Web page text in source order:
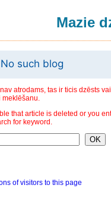
Mazie
No such blog
atrodams, tas ir ticis dzēsts
meklēšanu.
that article is deleted or you
for keyword.